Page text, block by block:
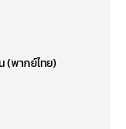
(พากย์ไทย)